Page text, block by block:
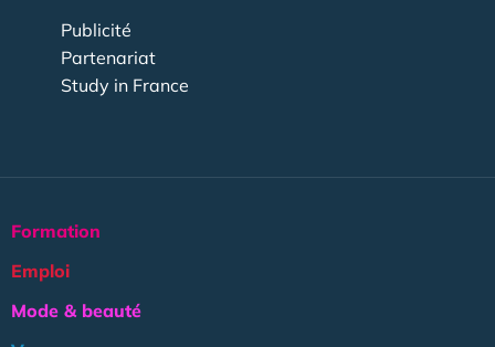
Publicité
Partenariat
Study in France
Formation
Emploi
Mode & beauté